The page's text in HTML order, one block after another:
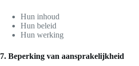
Hun inhoud
Hun beleid
Hun werking
7. Beperking van aansprakelijkheid